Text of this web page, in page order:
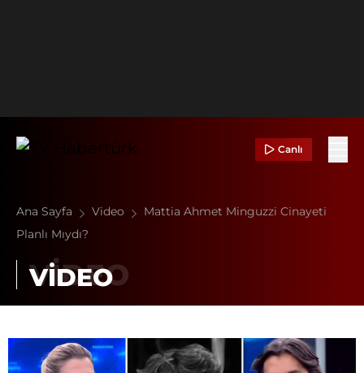
Canlı
Ana Sayfa Video
Mattia Ahmet Minguzzi Cinayeti
Planlı Mıydı?
VİDEO